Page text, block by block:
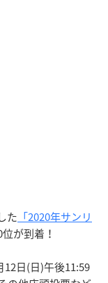
た 「2020年サンリ
が到着！
12日(日)午後11:59